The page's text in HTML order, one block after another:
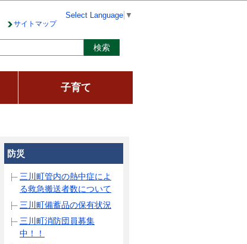
サイトマップ
Select Language ▼
子育て
防災
三川町管内の熱中症によ
る救急搬送者数について
三川町備蓄品の保有状況
三川町消防団員募集
中！！